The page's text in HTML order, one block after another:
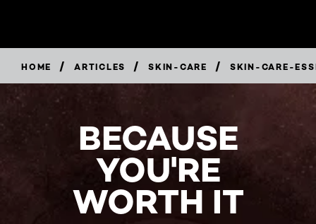
HOME / ARTICLES / SKIN-CARE / SKIN-CARE-
BECAUSE
YOU'RE
WORTH IT